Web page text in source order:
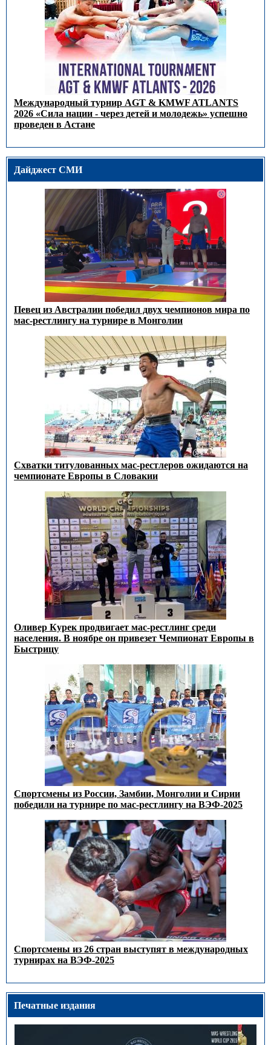
Международный турнир AGT & KMWF ATLANTS
2026 «Сила нации - через детей и молодежь» успешно
проведен в Астане
Дайджест СМИ
Певец из Австралии победил двух чемпионов мира по
мас-рестлингу на турнире в Монголии
Схватки титулованных мас-рестлеров ожидаются на
чемпионате Европы в Словакии
Оливер Курек продвигает мас-рестлинг среди
населения. В ноябре он привезет Чемпионат Европы в
Быстрицу
Спортсмены из России, Замбии, Монголии и Сирии
победили на турнире по мас-рестлингу на ВЭФ-2025
Спортсмены из 26 стран выступят в международных
турнирах на ВЭФ-2025
Печатные издания